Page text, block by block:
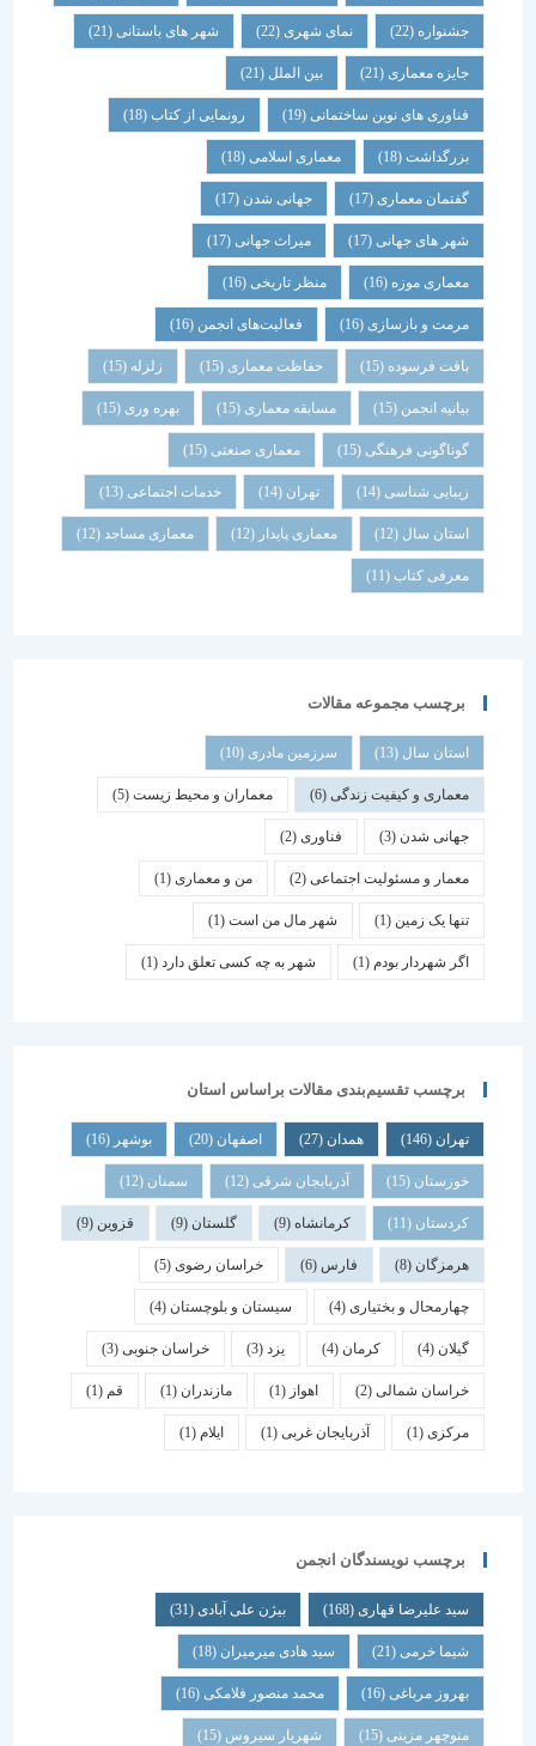
جشنواره(22) نمای شهری(22) شهر های باستانی (21)
جایزه معماری (21) بین الملل(21)
فناوری های نوین ساختمانی(19) رونمایی از کتاب (18)
بزرگداشت (18) معماری اسلامی(18)
گفتمان معماری (17) جهانی شدن(17)
شهر های جهانی(17) میراث جهانی(17)
معماری موزه(16) منظر تاریخی (16)
مرمت و بازسازی(16) فعالیت‌های انجمن(16)
بافت فرسوده (15) حفاظت معماری (15) زلزله
بیانیه انجمن(15) مسابقه معماری (15) بهره وری(15)
گوناگونی فرهنگی (15) معماری صنعتی(15)
زیبایی شناسی (14) تهران خدمات اجتماعی (13)
استان سال(12) معماری پایدار (12) معماری مساجد(12)
معرفی کتاب(11)
برچسب مجموعه مقالات
استان سال(13) سرزمین مادری(10)
معماری و کیفیت زندگی(6) معماران و محیط زیست(5)
جهانی شدن(3) فناوری (2)
معمار و مسئولیت اجتماعی (2) من و معماری (1)
تنها یک زمین(1) شهر مال من است(1)
اگر شهردار بودم (1) شهر به چه کسی تعلق دارد(1)
برچسب تقسیم‌بندی مقالات براساس استان
همدان اصفهان (20) بوشهر
خوزستان(15) آذربایجان شرقی(12) سمنان (12)
کردستان(11) کرمانشاه(9) گلستان (9) قزوین
هرمزگان(8) فارس خراسان رضوی(5)
چهارمحال و بختیاری (4) سیستان و بلوچستان(4)
کرمان یزد خراسان جنوبی(3)
خراسان شمالی(2) اهواز مازندران(1) قم
(1) آذربایجان غربی(1) ایلام
برچسب نویسندگان انجمن
سید علیرضا قهاری(168) بیژن علی آبادی(31)
شیما خرمی(21) سید هادی میرمیران(18)
بهروز مرباغی (16) محمد منصور فلامکی (16)
منوچهر مزینی(15) شهریار سیروس(15)